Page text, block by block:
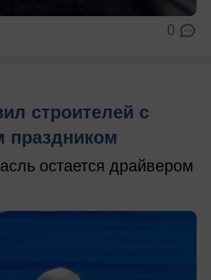
0
строителей с
праздником
остается драйвером